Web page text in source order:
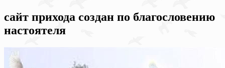
сайт прихода создан по благословению
настоятеля